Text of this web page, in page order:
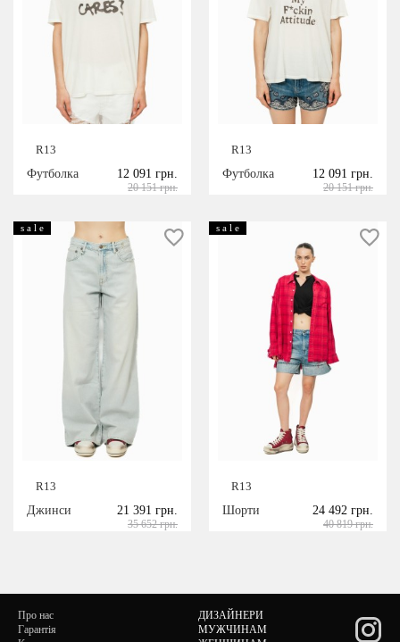
R13
Футболка
12 091 грн.
20 151 грн.
R13
Футболка
12 091 грн.
20 151 грн.
s a l e
R13
Джинси
21 391 грн.
35 652 грн.
s a l e
R13
Шорти
24 492 грн.
40 819 грн.
Про нас
Гарантія
ДИЗАЙНЕРИ
МУЖЧИНАМ